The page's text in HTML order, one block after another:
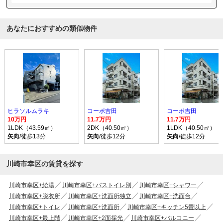
あなたにおすすめの類似物件
ヒラソルムラキ
10万円
1LDK（43.59㎡）
矢向/徒歩13分
コーポ吉田
11.7万円
2DK（40.50㎡）
矢向/徒歩12分
コーポ吉田
11.7万円
1LDK（40.50㎡）
矢向/徒歩12分
川崎市幸区の賃貸を探す
川崎市幸区+給湯 川崎市幸区+バストイレ別
川崎市幸区+シャワー
川崎市幸区+脱衣所
川崎市幸区+洗面所独立
川崎市幸区+洗面台
川崎市幸区+トイレ
川崎市幸区+洗面所
川崎市幸区+キッチン5畳以上
川崎市幸区+最上階
川崎市幸区+2面採光 川崎市幸区+バルコニー